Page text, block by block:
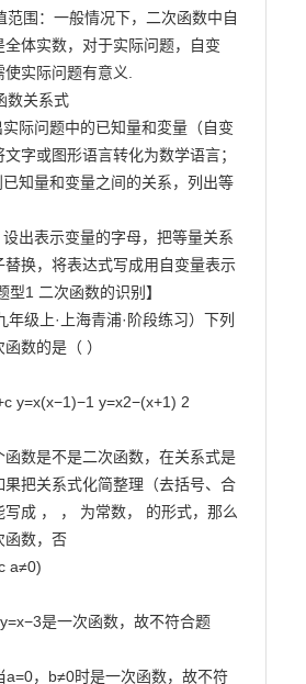
范围：一般情况下，二次函数中自
全体实数，对于实际问题，自变
实际问题有意义.
数关系式
际问题中的已知量和変量（自变
字或图形语言转化为数学语言；
知量和变量之间的关系，列出等
出表示变量的字母，把等量关系
换，将表达式写成用自变量表示
型1 二次函数的识别】
年级上·上海青浦·阶段练习）下列
数的是（ ）
y=x(x−1)−1 y=x2−(x+1) 2
函数是不是二次函数，在关系式是
把关系式化简整理（去括号、合
成 ， ， 为常数， 的形式，那么
函数，否
a≠0)
y=x−3是一次函数，故不符合题
a=0，b≠0时是一次函数，故不符